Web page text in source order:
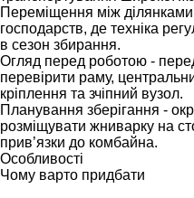
Переміщення між
господарств, де техніка
в сезон збирання.
Огляд перед роботою -
перевірити раму,
кріплення та зчіпний вузол.
Планування зберігання -
розміщувати жниварку на
прив’язки до комбайна.
Особливості
Чому варто придбати